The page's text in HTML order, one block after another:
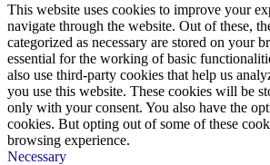
This website uses cookies to improve your
navigate through the website. Out of these,
categorized as necessary are stored on your
essential for the working of basic
also use third-party cookies that help us
you use this website. These cookies will be
only with your consent. You also have the
cookies. But opting out of some of these
browsing experience.
Necessary